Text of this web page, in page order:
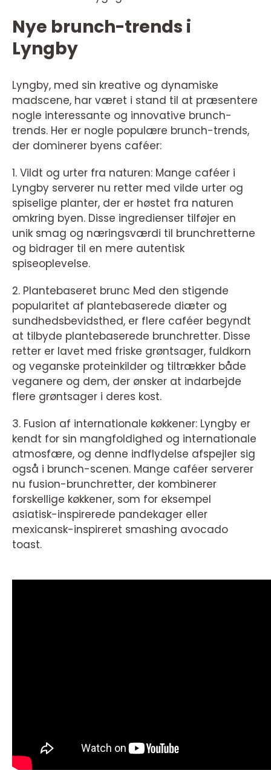
Nye brunch-trends i
Lyngby
Lyngby, med sin kreative og dynamiske
madscene, har været i stand til at præsentere
nogle interessante og innovative brunch-
trends. Her er nogle populære brunch-trends,
der dominerer byens caféer:
1. Vildt og urter fra naturen: Mange caféer i
Lyngby serverer nu retter med vilde urter og
spiselige planter, der er høstet fra naturen
omkring byen. Disse ingredienser tilføjer en
unik smag og næringsværdi til brunchretterne
og bidrager til en mere autentisk
spiseoplevelse.
2. Plantebaseret brunc Med den stigende
popularitet af plantebaserede diæter og
sundhedsbevidsthed, er flere caféer begyndt
at tilbyde plantebaserede brunchretter. Disse
retter er lavet med friske grøntsager, fuldkorn
og veganske proteinkilder og tiltrækker både
veganere og dem, der ønsker at indarbejde
flere grøntsager i deres kost.
3. Fusion af internationale køkkener: Lyngby er
kendt for sin mangfoldighed og internationale
atmosfære, og denne indflydelse afspejler sig
også i brunch-scenen. Mange caféer serverer
nu fusion-brunchretter, der kombinerer
forskellige køkkener, som for eksempel
asiatisk-inspirerede pandekager eller
mexicansk-inspireret smashing avocado
toast.